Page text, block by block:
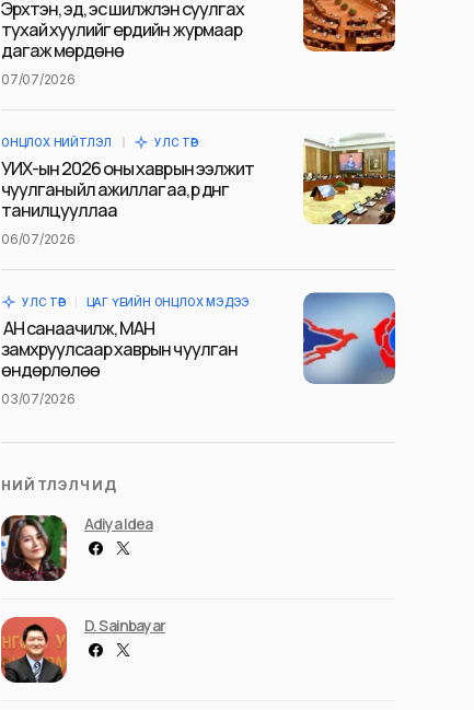
Эрхтэн, эд, эс шилжүүлэн суулгах
тухай хуулийг ердийн журмаар
дагаж мөрдөнө
07/07/2026
ОНЦЛОХ НИЙТЛЭЛ УЛС ТӨР
УИХ-ын 2026 оны хаврын ээлжит
чуулганы үйл ажиллагаа, үр дүнг
танилцууллаа
06/07/2026
УЛС ТӨР ЦАГ ҮЕИЙН ОНЦЛОХ МЭДЭЭ
АН санаачилж, МАН
замхруулсаар хаврын чуулган
өндөрлөлөө
03/07/2026
НИЙТЛЭЛЧИД
Adiya Idea
D. Sainbayar